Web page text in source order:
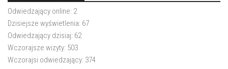
Odwiedzający online: 2
Dzisiejsze wyświetlenia: 67
Odwiedzający dzisiaj: 62
Wczorajsze wizyty: 503
Wczorajsi odwiedzający: 374